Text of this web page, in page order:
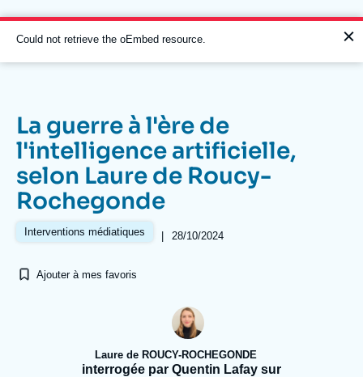
au
contenu
principal
Navigation
principale
L'Ifri
Analyses
Se connecter
La guerre à l'ère de
l'intelligence artificielle,
selon Laure de Roucy-
Rochegonde
Interventions médiatiques | 28/10/2024
Ajouter à mes favoris
Laure de ROUCY-ROCHEGONDE
interrogée par Quentin Lafay sur
Message
d'erreur
Could not retrieve the oEmbed resource.